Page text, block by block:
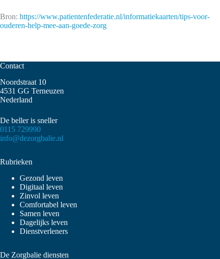
Bron: https://www.patientenfederatie.nl/informatiekaarten/tips-voor-
ouderen-help-mee-aan-goede-zorg
Contact
Noordstraat 10
4531 GG Terneuzen
Nederland
De beller is sneller
0115 729990
info@dezorgbalie.nl
Rubrieken
Gezond leven
Digitaal leven
Zinvol leven
Comfortabel leven
Samen leven
Dagelijks leven
Dienstverleners
De Zorgbalie diensten